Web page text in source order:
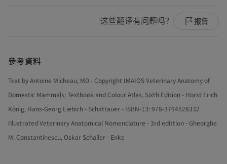
这些翻译有问题吗？ 报告
參考資料
Text by Antoine Micheau, MD - Copyright IMAIOS Veterinary Anatomy of
Domestic Mammals: Textbook and Colour Atlas, Sixth Edition - Horst Erich
König, Hans-Georg Liebich - Schattauer - ISBN-13: 978-3794528332
Illustrated Veterinary Anatomical Nomenclature - 3rd edittion - Gheorghe
M. Constantinescu, Oskar Schaller - Enke